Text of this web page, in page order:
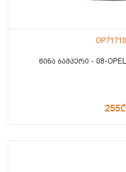
ᲬᲘᲜᲐ ᲑᲐᲛᲞᲔᲠᲘ - 08-
255₾